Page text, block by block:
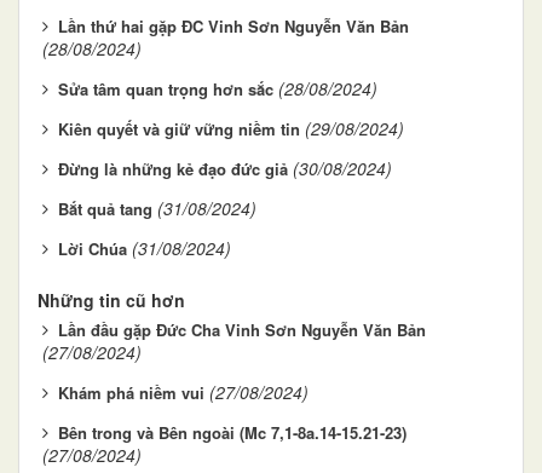
Lần thứ hai gặp ĐC Vinh Sơn Nguyễn Văn Bản
(28/08/2024)
Sửa tâm quan trọng hơn sắc (28/08/2024)
Kiên quyết và giữ vững niềm tin (29/08/2024)
Đừng là những kẻ đạo đức giả (30/08/2024)
Bắt quả tang (31/08/2024)
Lời Chúa (31/08/2024)
Những tin cũ hơn
Lần đầu gặp Đức Cha Vinh Sơn Nguyễn Văn Bản
(27/08/2024)
Khám phá niềm vui (27/08/2024)
Bên trong và Bên ngoài (Mc 7,1-8a.14-15.21-23)
(27/08/2024)